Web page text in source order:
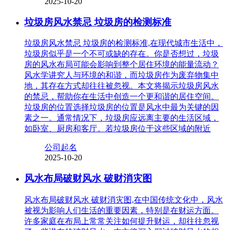
垃圾房风水禁忌 垃圾房的检测标准
垃圾房风水禁忌 垃圾房的检测标准,在现代城市生活中，
垃圾房似乎是一个不可或缺的存在。你是否想过，垃圾
房的风水布局可能会影响到整个居住环境的能量流动？
风水学讲究人与环境的和谐，而垃圾房作为废弃物集中
地，其存在方式却往往被忽视。本文将揭示垃圾房风水
的禁忌，帮助你在生活中创造一个更和谐的居住空间。
垃圾房的位置选择垃圾房的位置是风水中最为关键的因
素之一。通常情况下，垃圾房应远离主要的生活区域，
如卧室、厨房和客厅。若垃圾房位于这些区域的附近
公司起名
2025-10-20
风水布局破财风水 破财消灾图
风水布局破财风水 破财消灾图,在中国传统文化中，风水
被视为影响人们生活的重要因素，特别是在财运方面。
许多家庭在布局上常常关注如何提升财运，却往往忽视